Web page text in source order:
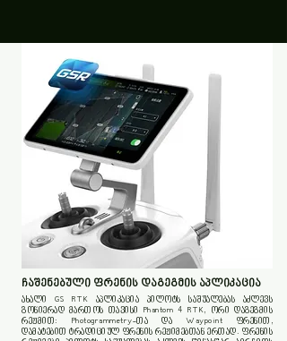
ჩაშენებული ფრენის დაგეგმის აპლიკაცია
ახალი GS RTK აპლიკაცია პილოტს საშუალებას აძლევს
გონიერად მართოს თავისი Phantom 4 RTK, ორი დაგეგმის
რეჟმით: Photogrammetry-თა და Waypoint ფრენით,
დამატებით ტრადიციულ ფრენის რეჟიმებთან ერთად. ფრენის